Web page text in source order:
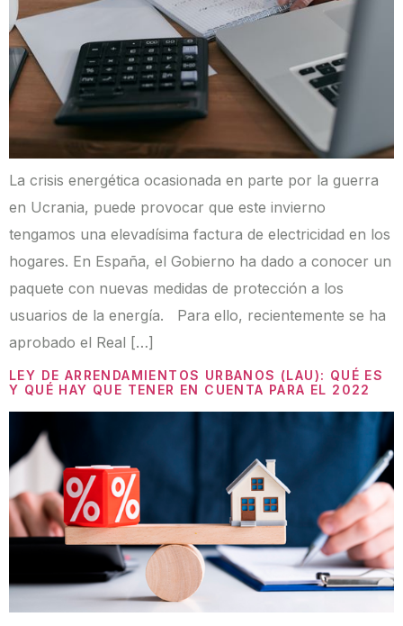
La crisis energética ocasionada en parte por la guerra
en Ucrania, puede provocar que este invierno
tengamos una elevadísima factura de electricidad en los
hogares. En España, el Gobierno ha dado a conocer un
paquete con nuevas medidas de protección a los
usuarios de la energía. Para ello, recientemente se ha
aprobado el Real […]
LEY DE ARRENDAMIENTOS URBANOS (LAU): QUÉ ES
Y QUÉ HAY QUE TENER EN CUENTA PARA EL 2022